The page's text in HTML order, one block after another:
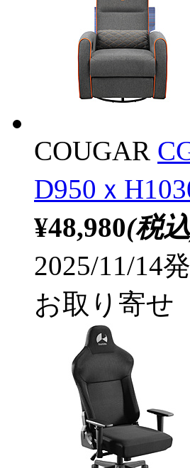
COUGAR
D950ｘ
¥48,980(税
2025/11/14
お取り寄せ